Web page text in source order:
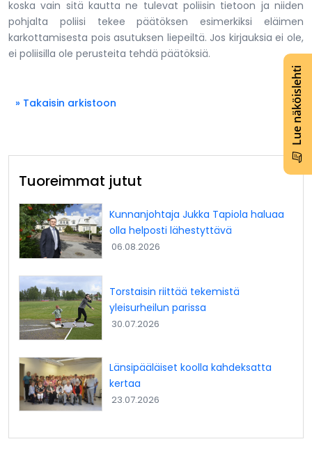
Lue näköislehti
koska vain sitä kautta ne tulevat poliisin tietoon ja niiden
pohjalta poliisi tekee päätöksen esimerkiksi eläimen
karkottamisesta pois asutuksen liepeiltä. Jos kirjauksia ei ole,
ei poliisilla ole perusteita tehdä päätöksiä.
» Takaisin arkistoon
Tuoreimmat jutut
Kunnanjohtaja Jukka Tapiola haluaa
olla helposti lähestyttävä
06.08.2026
Torstaisin riittää tekemistä
yleisurheilun parissa
30.07.2026
Länsipääläiset koolla kahdeksatta
kertaa
23.07.2026